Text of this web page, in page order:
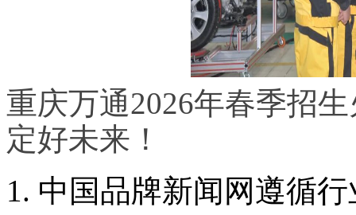
重庆万通2026年春季招
定好未来！
1. 中国品牌新闻网遵循